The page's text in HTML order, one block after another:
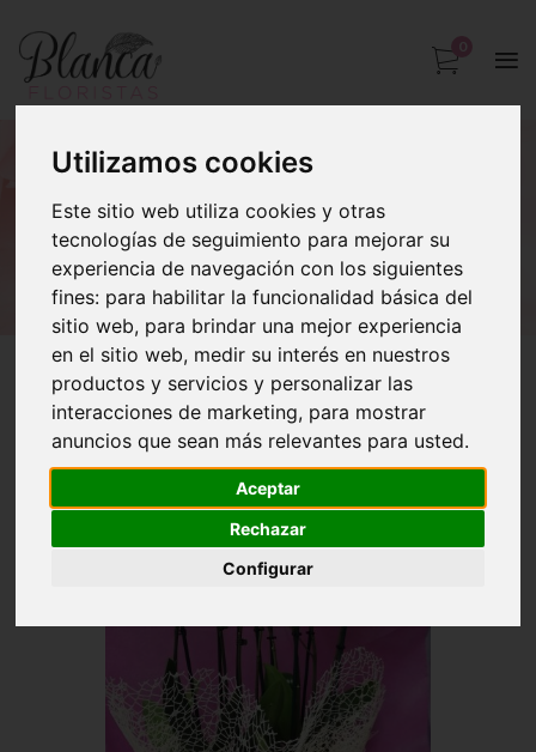
Utilizamos cookies
Este sitio web utiliza cookies y otras
tecnologías de seguimiento para mejorar su
experiencia de navegación con los siguientes
fines: para habilitar la funcionalidad básica del
sitio web, para brindar una mejor experiencia
en el sitio web, medir su interés en nuestros
productos y servicios y personalizar las
interacciones de marketing, para mostrar
anuncios que sean más relevantes para usted.
Aceptar
Rechazar
Configurar
0
PHALENOPSIS
Inicio PHALENOPSIS